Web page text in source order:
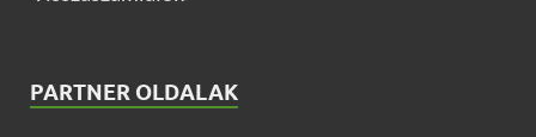
PARTNER OLDALAK